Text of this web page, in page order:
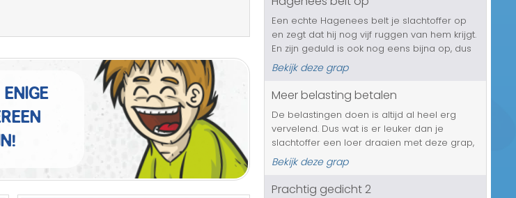
Mannen grappen
Slechte grappen
Pakket/Bestelling
Transport/Verkeer
Kerst/Sinterklaas
Diversen/Andere
Een echte Hagenees belt je slachtoffer op
en zegt dat hij nog vijf ruggen van hem krijgt.
En zijn geduld is ook nog eens bijna op, dus
het wordt tijd op de boel op te gaan
hoesten....
Bekijk deze grap
Meer belasting betalen
De belastingen doen is altijd al heel erg
vervelend. Dus wat is er leuker dan je
slachtoffer een loer draaien met deze grap,
waarbij ze door de belastingdienst worden
gebeld, die hen zal gaan vertellen dat er
een fout is gemaakt tijdens het...
Bekijk deze grap
Prachtig gedicht 2